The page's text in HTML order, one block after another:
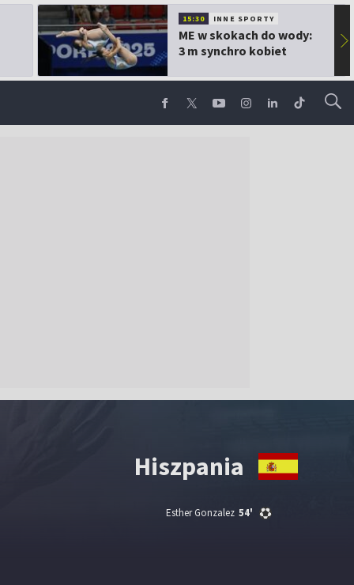
15:30 INNE SPORTY
ME w skokach do wody:
3 m synchro kobiet
▶
Hiszpania
54'
Esther Gonzalez